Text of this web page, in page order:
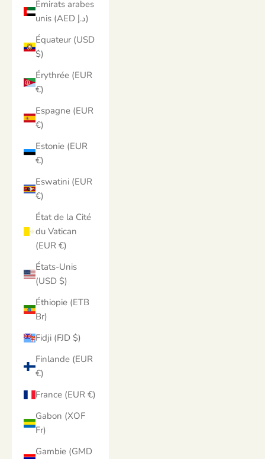
Émirats arabes
unis (AED د.إ)
Équateur (USD
$)
Érythrée (EUR
€)
Espagne (EUR
€)
Estonie (EUR
€)
Eswatini (EUR
€)
État de la Cité
du Vatican
(EUR €)
États-Unis
(USD $)
Éthiopie (ETB
Br)
Fidji (FJD $)
Finlande (EUR
€)
France (EUR €)
Gabon (XOF
Fr)
Gambie (GMD